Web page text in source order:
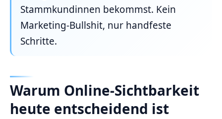
Stammkundinnen bekommst. Kein
Marketing‑Bullshit, nur handfeste
Schritte.
Warum Online‑Sichtbarkeit
heute entscheidend ist